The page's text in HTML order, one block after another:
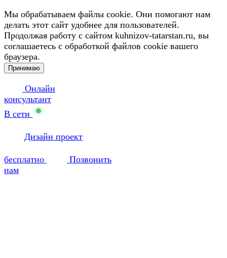
Мы обрабатываем файлы cookie. Они помогают нам
делать этот сайт удобнее для пользователей.
Продолжая работу с сайтом kuhnizov-tatarstan.ru, вы
соглашаетесь с обработкой файлов cookie вашего
браузера.
Принимаю
Онлайн
консультант
В сети
Дизайн проект
бесплатно
Позвонить
нам